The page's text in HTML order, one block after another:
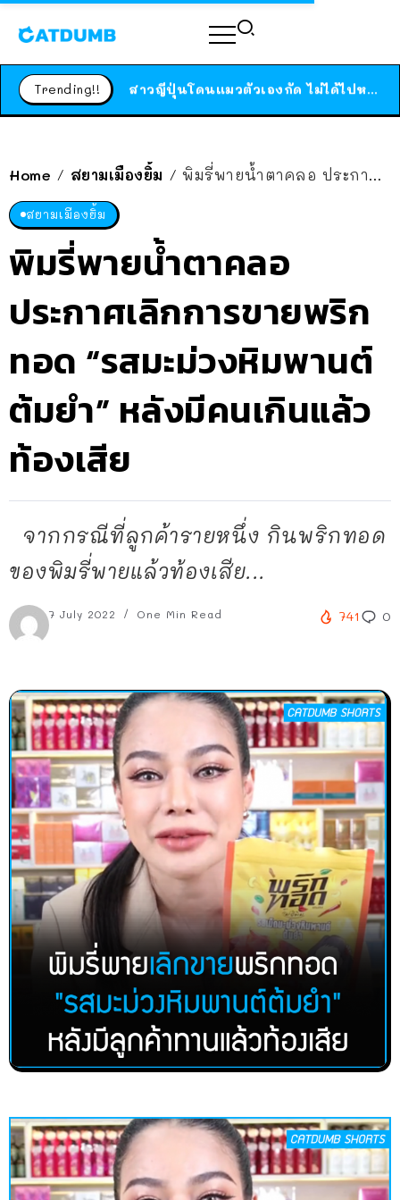
Trending!! ได้เวลาเด็กหนวดรวมตัว RF Online Next เปิดให้เล่นแล้ว เกม Sci-Fi MMORPG ระดับตำนาน เล่นได้ทั้งมือถือและ PC
Home / สยามเมืองยิ้ม / พิมรี่พายน้ำตาคลอ ประกาศเลิกการขายพริกทอด “รสมะม่วงหิมพานต์ต้มยำ” หลังมีคนเกินแล้วท้องเสีย
สยามเมืองยิ้ม
พิมรี่พายน้ำตาคลอ
ประกาศเลิกการขายพริก
ทอด “รสมะม่วงหิมพานต์
ต้มยำ” หลังมีคนเกินแล้ว
ท้องเสีย
จากกรณีที่ลูกค้ารายหนึ่ง กินพริกทอด
ของพิมรี่พายแล้วท้องเสีย...
7 July 2022 One Min Read 741 0